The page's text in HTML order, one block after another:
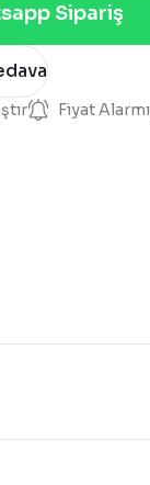
Sipariş
Fiyat Alarmı